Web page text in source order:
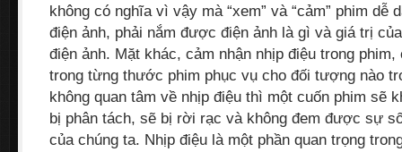
không có nghĩa vì vậy mà “xem” và “cảm” phim dễ
điện ảnh, phải nắm được điện ảnh là gì và giá trị
điện ảnh. Mặt khác, cảm nhận nhịp điệu trong phim,
trong từng thước phim phục vụ cho đối tượng nào
không quan tâm về nhịp điệu thì một cuốn phim sẽ
bị phân tách, sẽ bị rời rạc và không đem được sự
của chúng ta. Nhịp điệu là một phần quan trọng